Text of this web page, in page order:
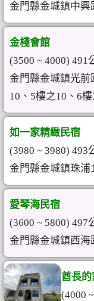
金門縣金城鎮中興
金棧會館
(3500 ~ 4000) 491
金門縣金城鎮光前
10、5樓之10、6樓
如一家精緻民宿
(3980 ~ 3980) 493
金門縣金城鎮珠浦
愛琴海民宿
(3600 ~ 5800) 497
金門縣金城鎮西海
酋長的
(4000